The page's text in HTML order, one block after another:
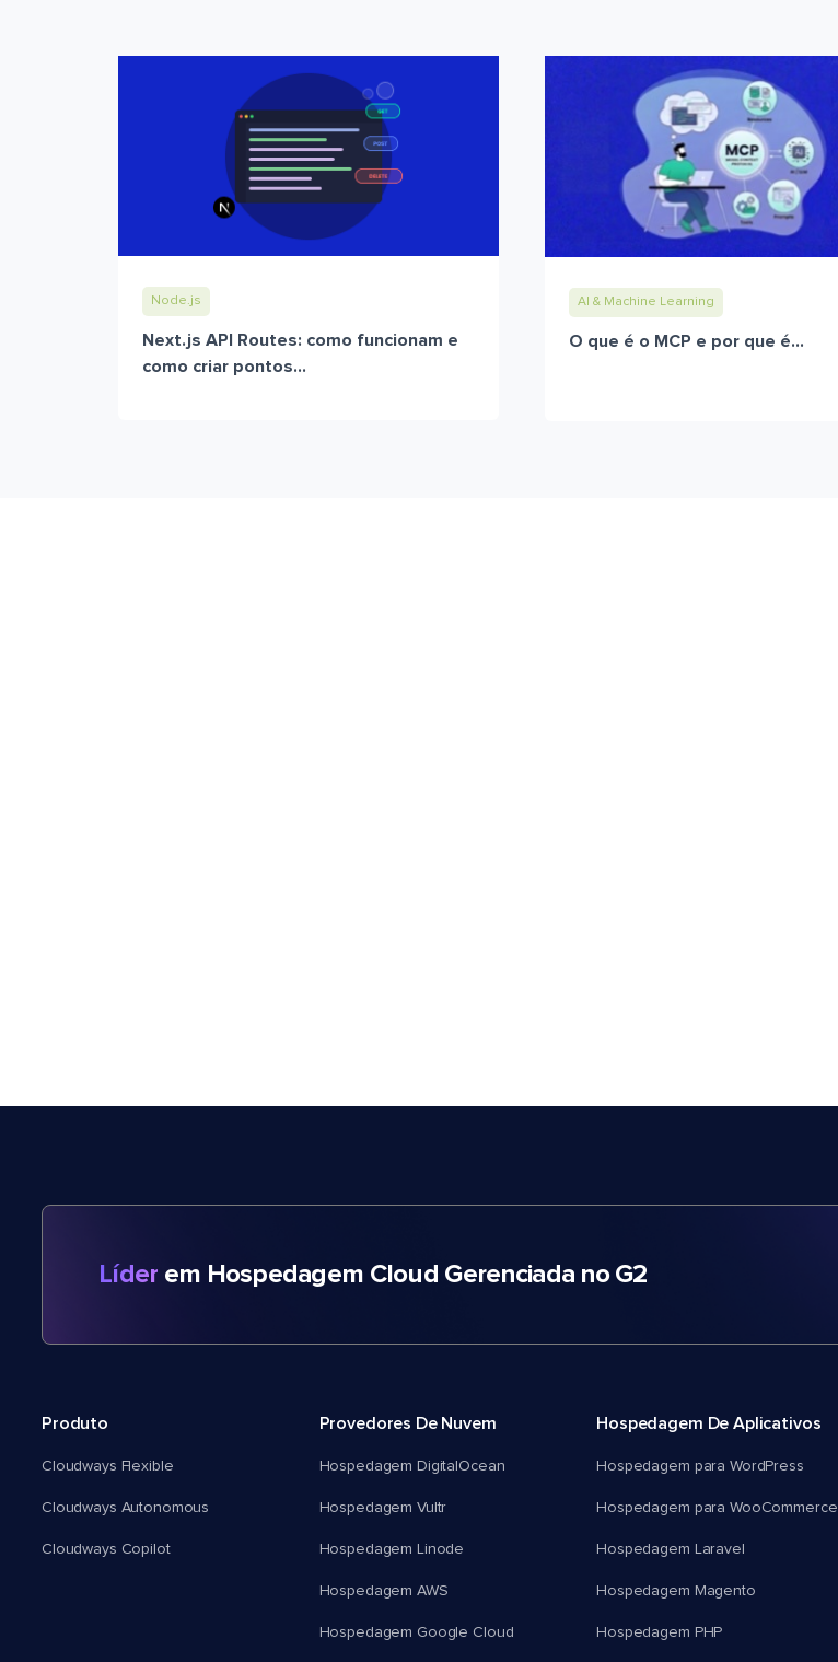
Node.js
Next.js API Routes: como funcionam e
como criar pontos...
AI & Machine Learning
O que é o MCP e por que é...
Líder em Hospedagem Cloud Gerenciada no G2
Produto
Cloudways Flexible
Cloudways Autonomous
Cloudways Copilot
Provedores De Nuvem
Hospedagem DigitalOcean
Hospedagem Vultr
Hospedagem Linode
Hospedagem AWS
Hospedagem Google Cloud
Hospedagem De Aplicativos
Hospedagem para WordPress
Hospedagem para WooCommerce
Hospedagem Laravel
Hospedagem Magento
Hospedagem PHP